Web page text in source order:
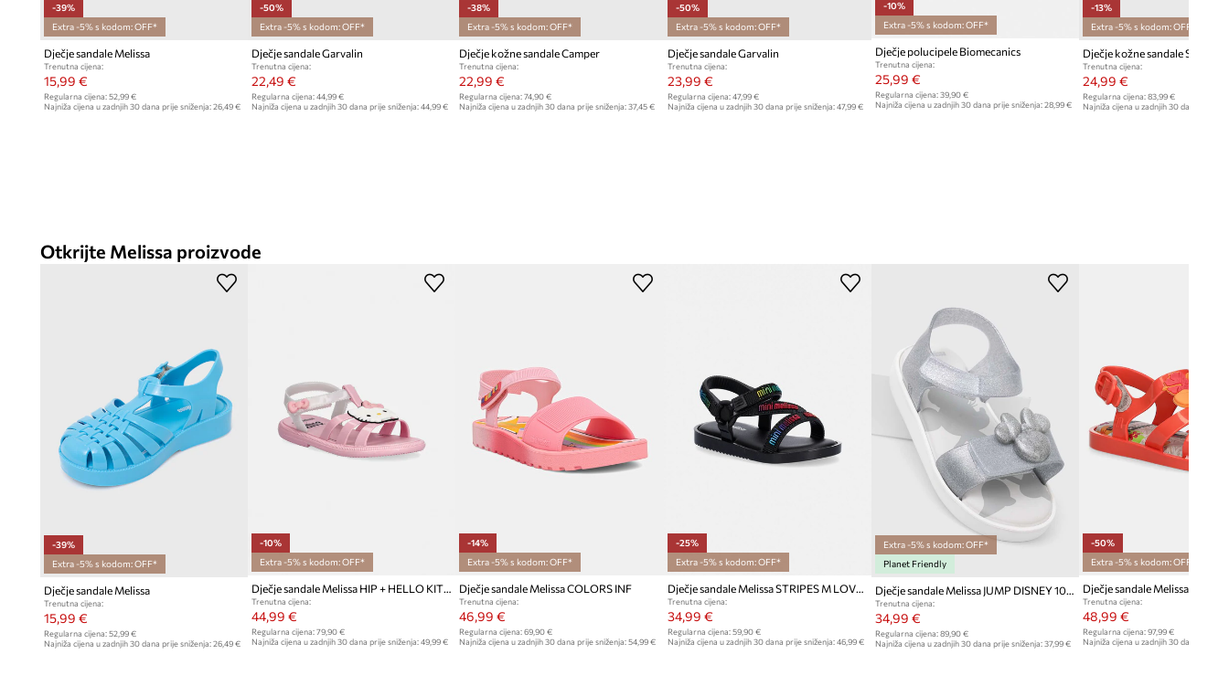
-39%
Extra -5% s kodom: OFF*
Dječje sandale Melissa
Trenutna cijena:
15,99 €
Regularna cijena: 52,99 €
Najniža cijena u zadnjih 30 dana prije sniženja: 26,49 €
-50%
Extra -5% s kodom: OFF*
Dječje sandale Garvalin
Trenutna cijena:
22,49 €
Regularna cijena:44,99 €
Najniža cijena u zadnjih 30 dana prije sniženja:44,99 €
-38%
Extra -5% s kodom: OFF*
Dječje kožne sandale Camper
Trenutna cijena:
22,99 €
Regularna cijena: 74,90 €
Najniža cijena u zadnjih 30 dana prije sniženja: 37,45 €
-50%
Extra -5% s kodom: OFF*
Dječje sandale Garvalin
Trenutna cijena:
23,99 €
Regularna cijena: 47,99 €
Najniža cijena u zadnjih 30 dana prije sniženja: 47,99 €
-10%
Extra -5% s kodom: OFF*
Dječje polucipele Biomecanics
Trenutna cijena:
25,99 €
Regularna cijena:39,90 €
Najniža cijena u zadnjih 30 dana prije sniženja:28,99 €
-13%
Extra -5% s kodom: OFF*
Dječje kožne sandale Shoo
Trenutna cijena:
24,99 €
Regularna cijena: 83,99 €
Najniža cijena u zadnjih 30 dana prije
Otkrijte Melissa proizvode
-39%
Extra -5% s kodom: OFF*
Dječje sandale Melissa
Trenutna cijena:
15,99 €
Regularna cijena: 52,99 €
Najniža cijena u zadnjih 30 dana prije sniženja: 26,49 €
-10%
Extra -5% s kodom: OFF*
Dječje sandale Melissa HIP + HELLO KITTY AND
Trenutna cijena:
44,99 €
Regularna cijena:79,90 €
Najniža cijena u zadnjih 30 dana prije sniženja:49,99 €
-14%
Extra -5% s kodom: OFF*
Dječje sandale Melissa COLORS INF
Trenutna cijena:
46,99 €
Regularna cijena: 69,90 €
Najniža cijena u zadnjih 30 dana prije sniženja: 54,99 €
-25%
Extra -5% s kodom: OFF*
Dječje sandale Melissa STRIPES M LOVER BB
Trenutna cijena:
34,99 €
Regularna cijena: 59,90 €
Najniža cijena u zadnjih 30 dana prije sniženja: 46,99 €
Extra -5% s kodom: OFF*
Planet Friendly
Dječje sandale Melissa JUMP DISNEY 100 BB
Trenutna cijena:
34,99 €
Regularna cijena:89,90 €
Najniža cijena u zadnjih 30 dana prije sniženja:37,99 €
-50%
Extra -5% s kodom: OFF*
Trenutna cijena:
48,99 €
Regularna cijena: 97,99 €
Najniža cijena u zadnjih 30 dana prije